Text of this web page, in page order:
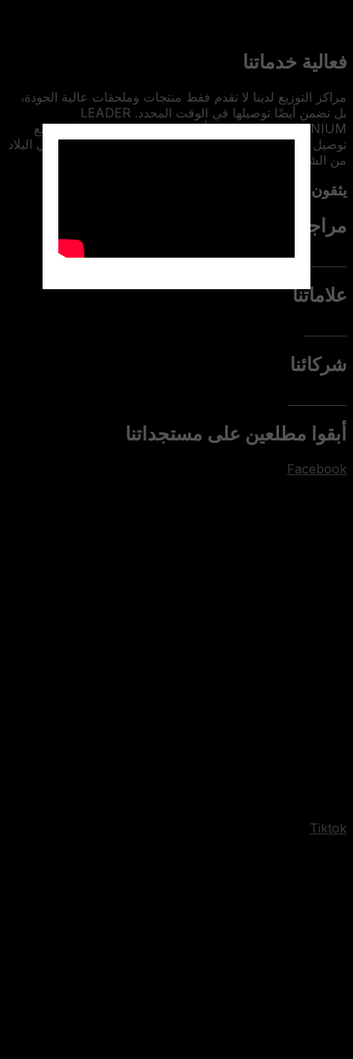
فعالية خدماتنا
مراكز التوزيع لدينا لا تقدم فقط منتجات وملحقات عالية الجودة،
بل تضمن أيضًا توصيلها في الوقت المحدد. LEADER
ALUMINIUM تقدم اليوم أوقات معالجة سريعة للطلبات مع
توصيل إلى جميع ولايات البلاد. لدينا نظام لوجستي جيد يغطي البلاد
من الشمال إلى الجنوب ومن الشرق إلى الغرب
يثقون بنا
مراجعنا
علاماتنا
شركائنا
أبقوا مطلعين على مستجداتنا
Facebook
Tiktok